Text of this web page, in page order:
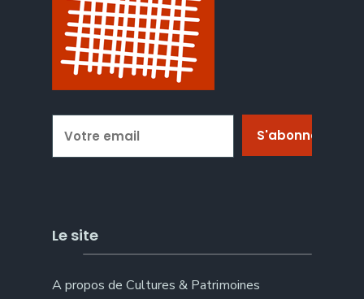
Le site
A propos de Cultures & Patrimoines